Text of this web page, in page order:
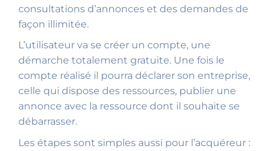
consultations d’annonces et des demandes de
façon illimitée.
L’utilisateur va se créer un compte, une
démarche totalement gratuite. Une fois le
compte réalisé il pourra déclarer son entreprise,
celle qui dispose des ressources, publier une
annonce avec la ressource dont il souhaite se
débarrasser.
Les étapes sont simples aussi pour l’acquéreur :